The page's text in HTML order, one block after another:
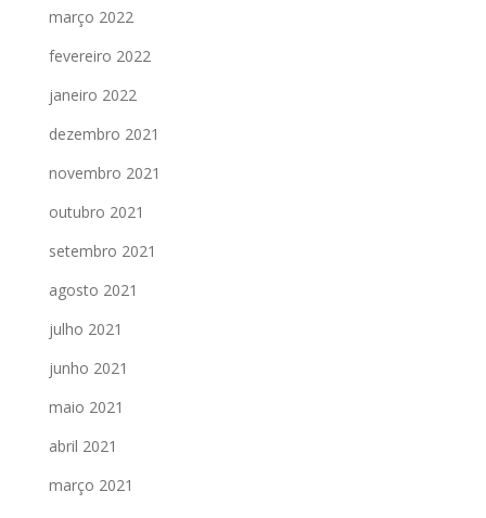
março 2022
fevereiro 2022
janeiro 2022
dezembro 2021
novembro 2021
outubro 2021
setembro 2021
agosto 2021
julho 2021
junho 2021
maio 2021
abril 2021
março 2021